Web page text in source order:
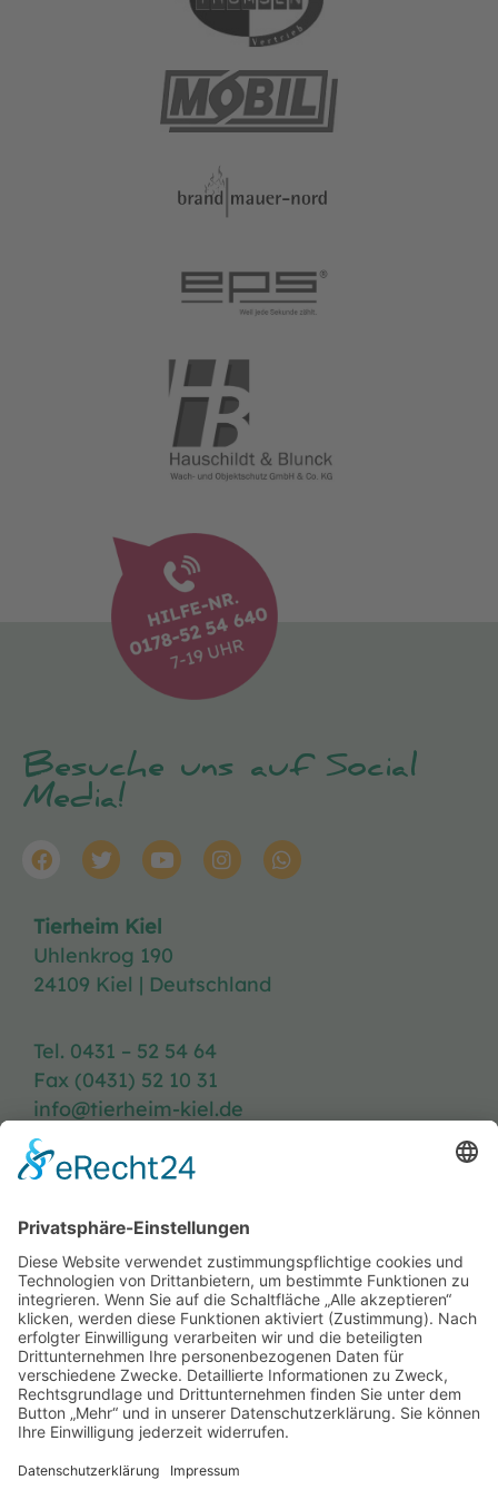
Besuche uns auf Social
Media!
Tierheim Kiel
Uhlenkrog 190
24109 Kiel | Deutschland
Tel. 0431 – 52 54 64
Fax (0431) 52 10 31
info@tierheim-kiel.de
Spenden
Kontakt & Anfahrt
Öffnungszeiten
Stellenangebote
FAQ
Impressum
Datenschutzerklärung